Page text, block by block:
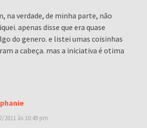
na verdade, de minha parte, não
apenas disse que era quase
do genero. e listei umas coisinhas
a cabeça. mas a iniciativa é otima
2011 às 10:49 pm